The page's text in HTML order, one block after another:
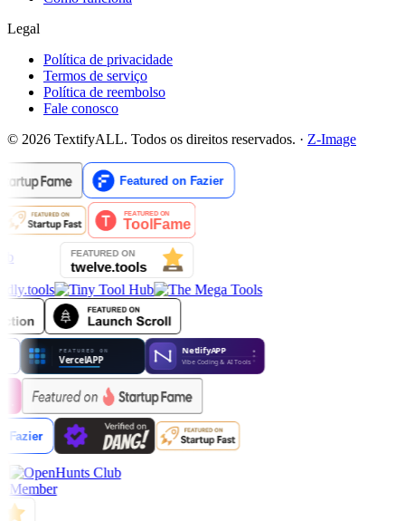
Legal
Política de privacidade
Termos de serviço
Política de reembolso
Fale conosco
© 2026 TextifyALL. Todos os direitos reservados. · Z-Image